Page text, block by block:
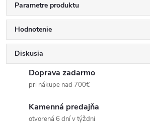
Parametre produktu
Hodnotenie
Diskusia
Doprava zadarmo
pri nákupe nad 700€
Kamenná predajňa
otvorená 6 dní v týždni